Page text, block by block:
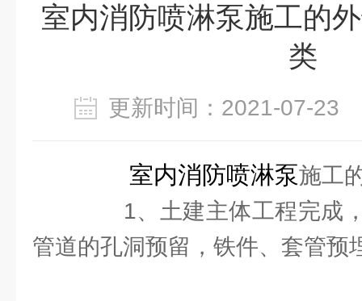
室内消防喷淋泵施工的
类
更新时间：2021-07-
室内消防喷淋泵施工
1、土建主体工程完成，
管道的孔洞预留，铁件、套管预